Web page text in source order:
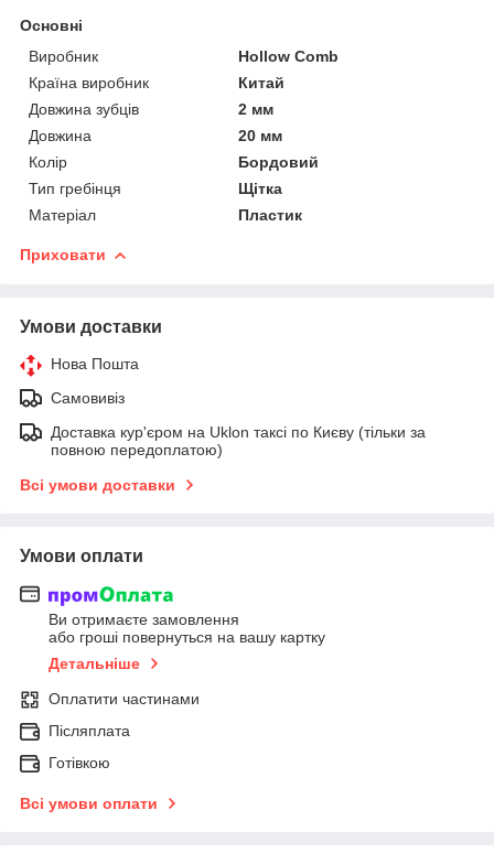
Основні
Виробник
Hollow Comb
Країна виробник
Китай
Довжина зубців
2 мм
Довжина
20 мм
Колір
Бордовий
Тип гребінця
Щітка
Матеріал
Пластик
Приховати
Умови доставки
Нова Пошта
Самовивіз
Доставка кур'єром на Uklon таксі по Києву (тільки за
повною передоплатою)
Всі умови доставки
Умови оплати
Ви отримаєте замовлення
або гроші повернуться на вашу картку
Детальніше
Оплатити частинами
Післяплата
Готівкою
Всі умови оплати